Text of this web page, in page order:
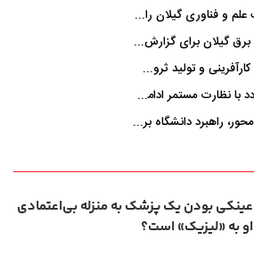
آکادمی منتورشیپ در پارک علم و فناوری گیلان راه‌اندازی شد
پاداش ۳۰۰ میلیونی توزیع برق گیلان برای گزارش ماینرهای غیرمجاز
مهارت‌آموزی موتور محرک کارآفرینی و تولید ثروت است
شوقی: بهسازی معابر پرتردد با نظارت مستمر ادامه دارد
توسعه آموزش‌های مهارت‌محور، راهبرد دانشگاه برای تربیت نیروی متخصص است
عینکی‌ بودن یک پزشک به منزله بی‌اعتمادی
او به «لیزیک» است؟